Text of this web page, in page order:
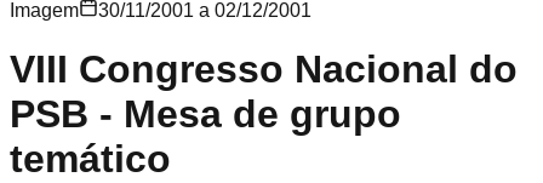
Imagem 30/11/2001 a 02/12/2001
VIII Congresso Nacional do
PSB - Mesa de grupo
temático